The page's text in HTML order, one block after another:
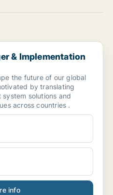
Specialist
& Implementation
the future of our global
by translating
system solutions and
across countries .
info